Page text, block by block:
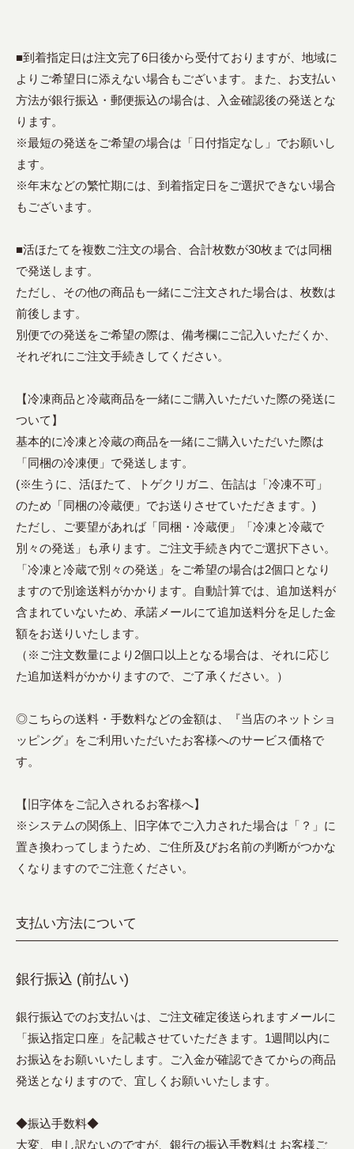
■到着指定日は注文完了6日後から受付ておりますが、地域に
よりご希望日に添えない場合もございます。また、お支払い
方法が銀行振込・郵便振込の場合は、入金確認後の発送とな
ります。
※最短の発送をご希望の場合は「日付指定なし」でお願いし
ます。
※年末などの繁忙期には、到着指定日をご選択できない場合
もございます。
■活ほたてを複数ご注文の場合、合計枚数が30枚までは同梱
で発送します。
ただし、その他の商品も一緒にご注文された場合は、枚数は
前後します。
別便での発送をご希望の際は、備考欄にご記入いただくか、
それぞれにご注文手続きしてください。
【冷凍商品と冷蔵商品を一緒にご購入いただいた際の発送に
ついて】
基本的に冷凍と冷蔵の商品を一緒にご購入いただいた際は
「同梱の冷凍便」で発送します。
(※生うに、活ほたて、トゲクリガニ、缶詰は「冷凍不可」
のため「同梱の冷蔵便」でお送りさせていただきます。)
ただし、ご要望があれば「同梱・冷蔵便」「冷凍と冷蔵で
別々の発送」も承ります。ご注文手続き内でご選択下さい。
「冷凍と冷蔵で別々の発送」をご希望の場合は2個口となり
ますので別途送料がかかります。自動計算では、追加送料が
含まれていないため、承諾メールにて追加送料分を足した金
額をお送りいたします。
（※ご注文数量により2個口以上となる場合は、それに応じ
た追加送料がかかりますので、ご了承ください。）
◎こちらの送料・手数料などの金額は、『当店のネットショ
ッピング』をご利用いただいたお客様へのサービス価格で
す。
【旧字体をご記入されるお客様へ】
※システムの関係上、旧字体でご入力された場合は「？」に
置き換わってしまうため、ご住所及びお名前の判断がつかな
くなりますのでご注意ください。
支払い方法について
銀行振込 (前払い)
銀行振込でのお支払いは、ご注文確定後送られますメールに
「振込指定口座」を記載させていただきます。1週間以内に
お振込をお願いいたします。ご入金が確認できてからの商品
発送となりますので、宜しくお願いいたします。
◆振込手数料◆
大変、申し訳ないのですが、銀行の振込手数料は お客様ご